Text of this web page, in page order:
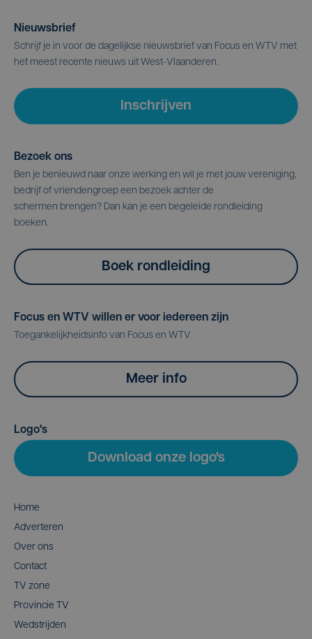
Nieuwsbrief
Schrijf je in voor de dagelijkse nieuwsbrief van Focus en WTV met
het meest recente nieuws uit West-Vlaanderen.
Inschrijven
Bezoek ons
Ben je benieuwd naar onze werking en wil je met jouw vereniging,
bedrijf of vriendengroep een bezoek achter de
schermen brengen? Dan kan je een begeleide rondleiding
boeken.
Boek rondleiding
Focus en WTV willen er voor iedereen zijn
Toegankelijkheidsinfo van Focus en WTV
Meer info
Logo's
Download onze logo's
Home
Adverteren
Over ons
Contact
TV zone
Provincie TV
Wedstrijden